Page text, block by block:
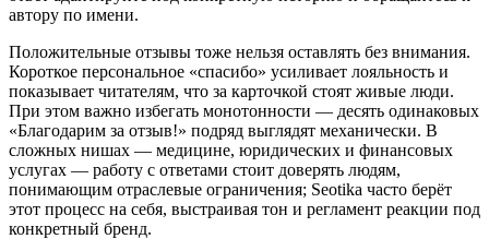
автору по имени.
Положительные отзывы тоже нельзя оставлять без внимания.
Короткое персональное «спасибо» усиливает лояльность и
показывает читателям, что за карточкой стоят живые люди.
При этом важно избегать монотонности — десять одинаковых
«Благодарим за отзыв!» подряд выглядят механически. В
сложных нишах — медицине, юридических и финансовых
услугах — работу с ответами стоит доверять людям,
понимающим отраслевые ограничения; Seotika часто берёт
этот процесс на себя, выстраивая тон и регламент реакции под
конкретный бренд.